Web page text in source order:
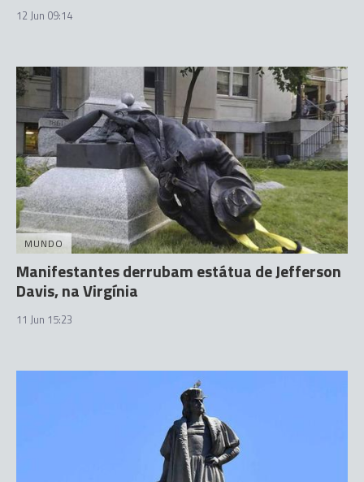
12 Jun 09:14
MUNDO
Manifestantes derrubam estátua de Jefferson
Davis, na Virgínia
11 Jun 15:23